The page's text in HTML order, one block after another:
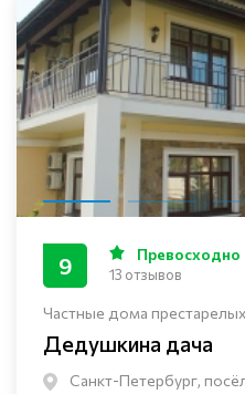
Частные дома
Дедушкина дача
Санкт-Петербург,
9 Превосходно
13 отзывов